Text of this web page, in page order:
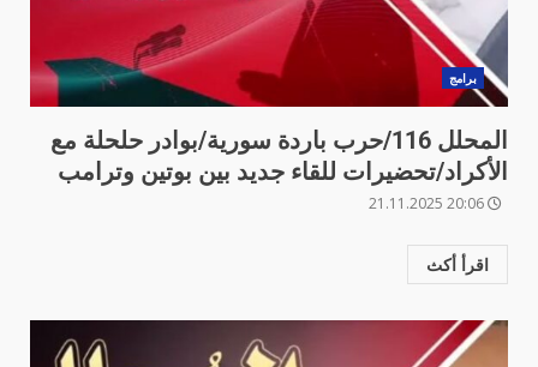
برامج
المحلل 116/حرب باردة سورية/بوادر حلحلة مع
الأكراد/تحضيرات للقاء جديد بين بوتين وترامب
اقرأ أكث